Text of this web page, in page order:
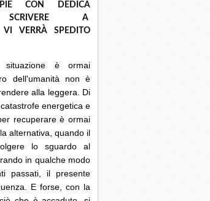
CON DEDICA
SCRIVERE A
VERRÀ SPEDITO
è ormai
dell'umanità non è
alla leggera. Di
energetica e
recuperare è ormai
alternativa, quando il
lo sguardo al
in qualche modo
passati, il presente
E forse, con la